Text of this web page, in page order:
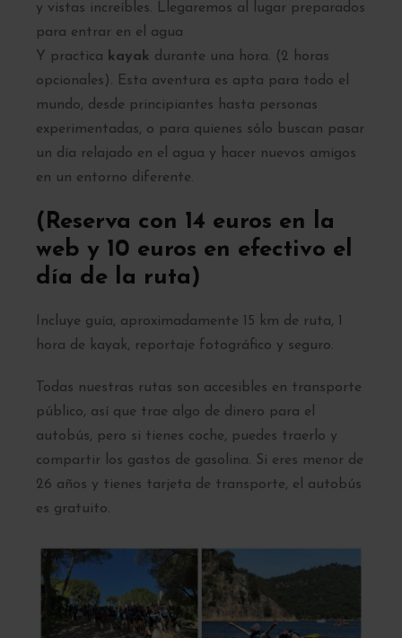
y vistas increíbles. Llegaremos al lugar preparados
para entrar en el agua
Y practica kayak durante una hora. (2 horas
opcionales). Esta aventura es apta para todo el
mundo, desde principiantes hasta personas
experimentadas, o para quienes sólo buscan pasar
un día relajado en el agua y hacer nuevos amigos
en un entorno diferente.
(Reserva con 14 euros en la
web y 10 euros en efectivo el
día de la ruta)
Incluye guía, aproximadamente 15 km de ruta, 1
hora de kayak, reportaje fotográfico y seguro.
Todas nuestras rutas son accesibles en transporte
público, así que trae algo de dinero para el
autobús, pero si tienes coche, puedes traerlo y
compartir los gastos de gasolina. Si eres menor de
26 años y tienes tarjeta de transporte, el autobús
es gratuito.